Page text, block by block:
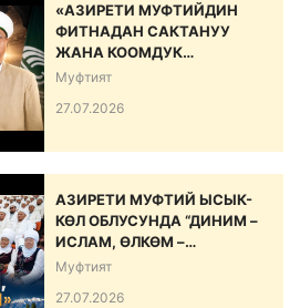
«АЗИРЕТИ МУФТИЙДИН
ФИТНАДАН САКТАНУУ
ЖАНА КООМДУК
ЫНТЫМАКТЫ БЕКЕМДӨӨ
Муфтият
27.07.2026
АЗИРЕТИ МУФТИЙ ЫСЫК-
КӨЛ ОБЛУСУНДА “ДИНИМ –
ИСЛАМ, ӨЛКӨМ –
КЫРГЫЗСТАН” АТТУУ ИШ-
Муфтият
27.07.2026